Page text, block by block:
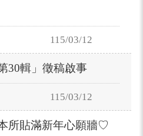
115/03/12
30輯」徵稿啟事
115/03/12
所貼滿新年心願牆♡